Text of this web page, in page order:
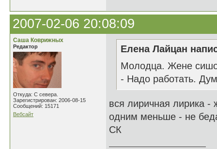
2007-02-06 20:08:09
Саша Коврижных
Редактор
Откуда: С севера.
Зарегистрирован: 2006-08-15
Сообщений: 15171
Вебсайт
Елена Лайцан
Молодца. Жене
- Надо работать.
вся лиричная лирика -
одним меньше - не
СК